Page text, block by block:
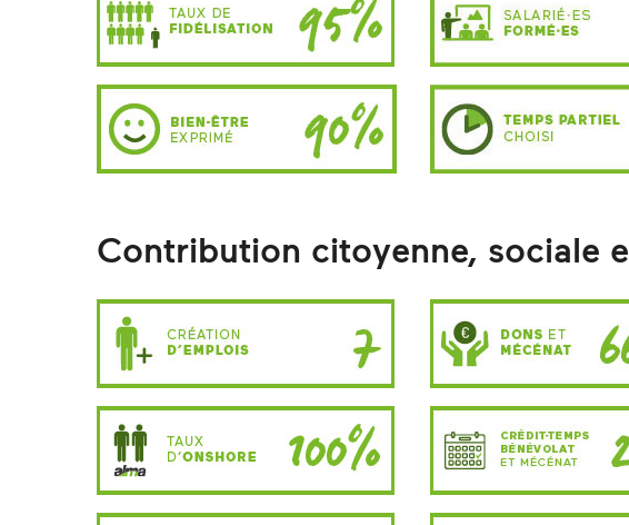
Contribution citoyenne, sociale